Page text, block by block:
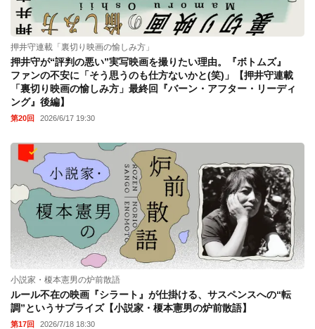
押井守連載「裏切り映画の愉しみ方」
押井守が“評判の悪い”実写映画を撮りたい理由。『ボトムズ』
ファンの不安に「そう思うのも仕方ないかと(笑)」【押井守連載
「裏切り映画の愉しみ方」最終回『バーン・アフター・リーディ
ング』後編】
第20回 2026/6/17 19:30
小説家・榎本憲男の炉前散語
ルール不在の映画『シラート』が仕掛ける、サスペンスへの“転
調”というサプライズ【小説家・榎本憲男の炉前散語】
第17回 2026/7/18 18:30